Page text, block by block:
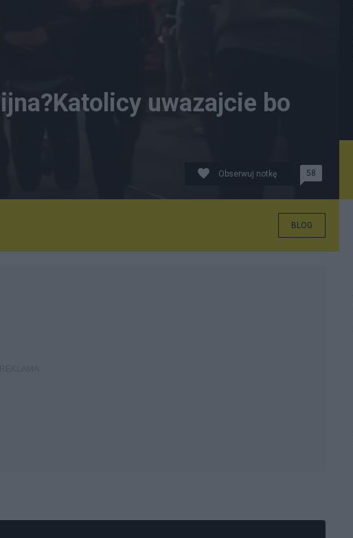
uwazajcie bo
Obserwuj notkę 58
BLOG